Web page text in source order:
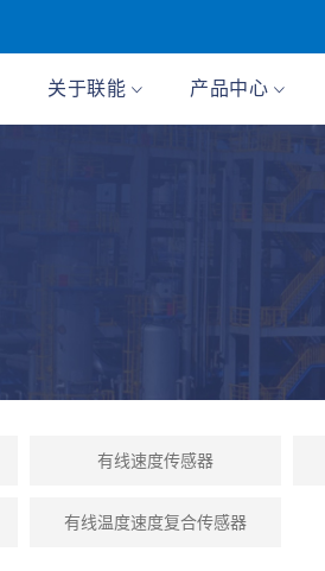
关于联能 产品中心
有线速度传感器
有线温度速度复合传感器